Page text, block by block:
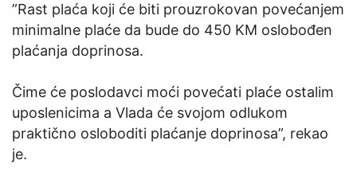
”Rast plaća koji će biti prouzrokovan povećanjem
minimalne plaće da bude do 450 KM oslobođen
plaćanja doprinosa.
Čime će poslodavci moći povećati plaće ostalim
uposlenicima a Vlada će svojom odlukom
praktično osloboditi plaćanje doprinosa”, rekao
je.